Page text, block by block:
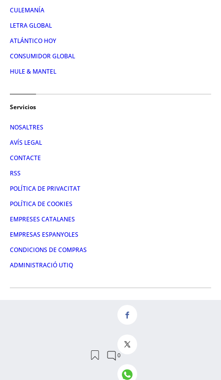
CULEMANÍA
LETRA GLOBAL
ATLÁNTICO HOY
CONSUMIDOR GLOBAL
HULE & MANTEL
Servicios
NOSALTRES
AVÍS LEGAL
CONTACTE
RSS
POLÍTICA DE PRIVACITAT
POLÍTICA DE COOKIES
EMPRESES CATALANES
EMPRESAS ESPANYOLES
CONDICIONS DE COMPRAS
ADMINISTRACIÓ UTIQ